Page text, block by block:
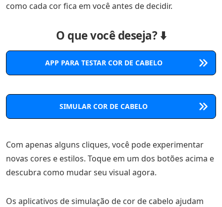
como cada cor fica em você antes de decidir.
O que você deseja? ⬇️
APP PARA TESTAR COR DE CABELO
SIMULAR COR DE CABELO
Com apenas alguns cliques, você pode experimentar
novas cores e estilos. Toque em um dos botões acima e
descubra como mudar seu visual agora.
Os aplicativos de simulação de cor de cabelo ajudam